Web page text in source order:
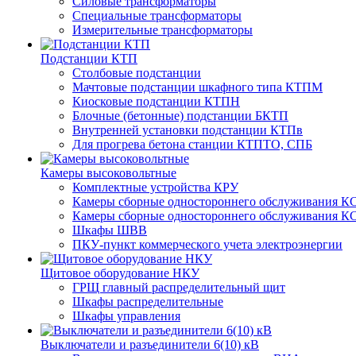
Специальные трансформаторы
Измерительные трансформаторы
Подстанции КТП
Столбовые подстанции
Мачтовые подстанции шкафного типа КТПМ
Киосковые подстанции КТПН
Блочные (бетонные) подстанции БКТП
Внутренней установки подстанции КТПв
Для прогрева бетона станции КТПТО, СПБ
Камеры высоковольтные
Комплектные устройства КРУ
Камеры сборные одностороннего обслуживания
Камеры сборные одностороннего обслуживания
Шкафы ШВВ
ПКУ-пункт коммерческого учета электроэнергии
Щитовое оборудование НКУ
ГРЩ главный распределительный щит
Шкафы распределительные
Шкафы управления
Выключатели и разъединители 6(10) кВ